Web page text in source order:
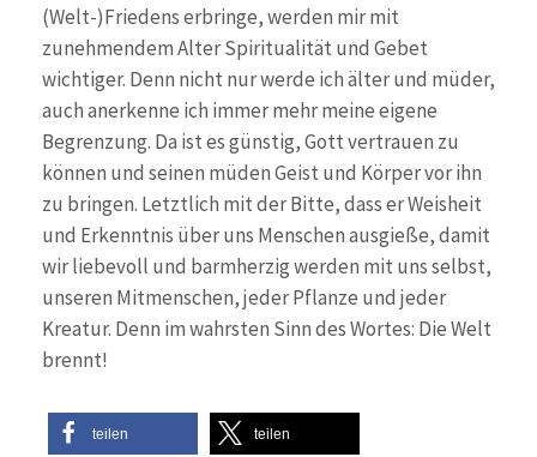
(Welt-)Friedens erbringe, werden mir mit
zunehmendem Alter Spiritualität und Gebet
wichtiger. Denn nicht nur werde ich älter und müder,
auch anerkenne ich immer mehr meine eigene
Begrenzung. Da ist es günstig, Gott vertrauen zu
können und seinen müden Geist und Körper vor ihn
zu bringen. Letztlich mit der Bitte, dass er Weisheit
und Erkenntnis über uns Menschen ausgieße, damit
wir liebevoll und barmherzig werden mit uns selbst,
unseren Mitmenschen, jeder Pflanze und jeder
Kreatur. Denn im wahrsten Sinn des Wortes: Die Welt
brennt!
teilen teilen